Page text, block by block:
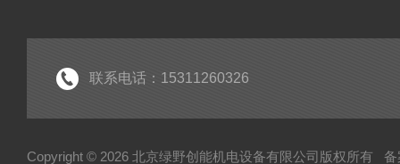
联系电话：15311260326
Copyright © 2026 北京绿野创能机电设备有限公司版权所有 备